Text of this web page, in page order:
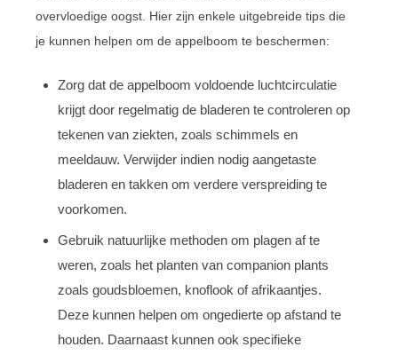
overvloedige oogst. Hier zijn enkele uitgebreide tips die
je kunnen helpen om de appelboom te beschermen:
Zorg dat de appelboom voldoende luchtcirculatie
krijgt door regelmatig de bladeren te controleren op
tekenen van ziekten, zoals schimmels en
meeldauw. Verwijder indien nodig aangetaste
bladeren en takken om verdere verspreiding te
voorkomen.
Gebruik natuurlijke methoden om plagen af te
weren, zoals het planten van companion plants
zoals goudsbloemen, knoflook of afrikaantjes.
Deze kunnen helpen om ongedierte op afstand te
houden. Daarnaast kunnen ook specifieke